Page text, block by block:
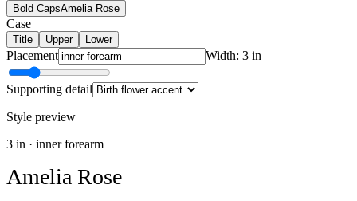
Bold CapsAmelia Rose
Case
Title Upper Lower
Placement Width: 3 in
Supporting detail
Style preview
3 in · inner forearm
Amelia Rose